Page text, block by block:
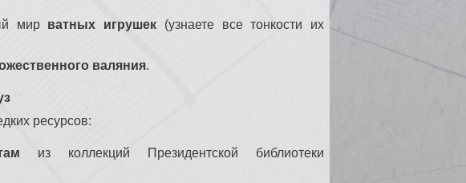
мир ватных игрушек (узнаете все тонкости их
валяния.
ресурсов:
из коллекций Президентской библиотеки